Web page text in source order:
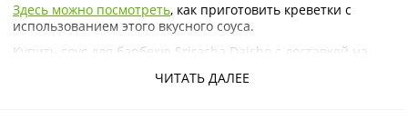
ЧИТАТЬ ДАЛЕЕ
Здесь можно посмотреть, как приготовить креветки с
использованием этого вкусного соуса.
Купить соус для барбекю Sriracha Daisho с доставкой на